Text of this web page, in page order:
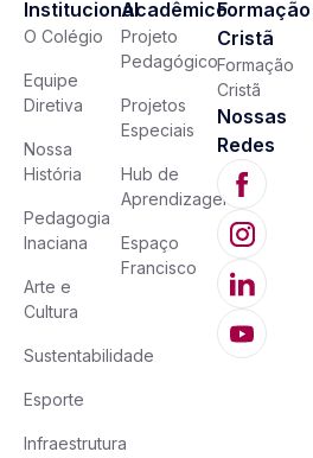
Institucional
O Colégio
Equipe
Diretiva
Nossa
História
Pedagogia
Inaciana
Arte e
Cultura
Sustentabilidade
Esporte
Infraestrutura
Acadêmico
Projeto
Pedagógico
Projetos
Especiais
Hub de
Aprendizagem
Espaço
Francisco
Formação
Cristã
Formação
Cristã
Nossas
Redes